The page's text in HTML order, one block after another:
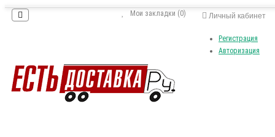
Личный кабинет
Регистрация
Авторизация
Мои закладки (0)